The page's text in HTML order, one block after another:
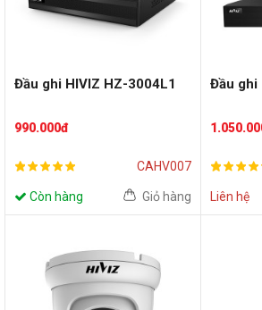
Đầu ghi HIVIZ HZ-3004L1
990.000đ
CAHV007
Còn hàng Giỏ hàng
Đầu ghi
Liên hệ